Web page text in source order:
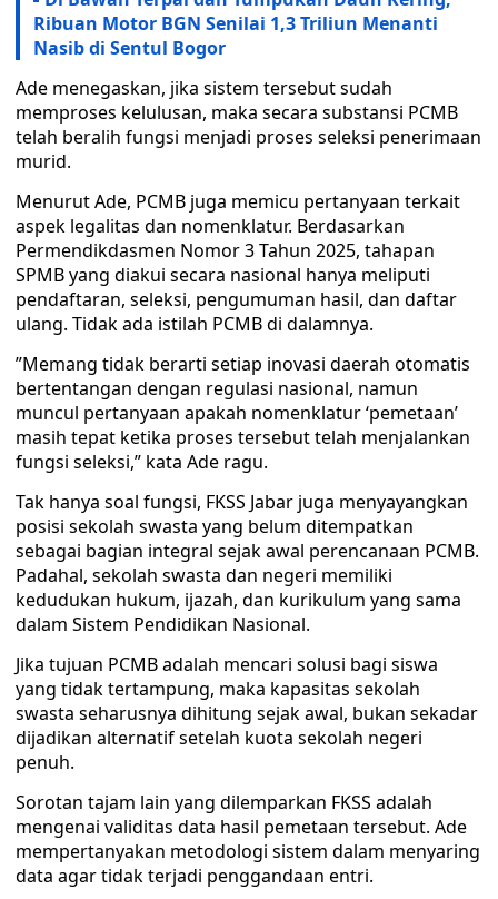
Ribuan Motor BGN Senilai 1,3 Triliun Menanti
Nasib di Sentul Bogor
​Ade menegaskan, jika sistem tersebut sudah
memproses kelulusan, maka secara substansi PCMB
telah beralih fungsi menjadi proses seleksi penerimaan
murid.
​Menurut Ade, PCMB juga memicu pertanyaan terkait
aspek legalitas dan nomenklatur. Berdasarkan
Permendikdasmen Nomor 3 Tahun 2025, tahapan
SPMB yang diakui secara nasional hanya meliputi
pendaftaran, seleksi, pengumuman hasil, dan daftar
ulang. Tidak ada istilah PCMB di dalamnya.
​”Memang tidak berarti setiap inovasi daerah otomatis
bertentangan dengan regulasi nasional, namun
muncul pertanyaan apakah nomenklatur ‘pemetaan’
masih tepat ketika proses tersebut telah menjalankan
fungsi seleksi,” kata Ade ragu.
​Tak hanya soal fungsi, FKSS Jabar juga menyayangkan
posisi sekolah swasta yang belum ditempatkan
sebagai bagian integral sejak awal perencanaan PCMB.
Padahal, sekolah swasta dan negeri memiliki
kedudukan hukum, ijazah, dan kurikulum yang sama
dalam Sistem Pendidikan Nasional.
​Jika tujuan PCMB adalah mencari solusi bagi siswa
yang tidak tertampung, maka kapasitas sekolah
swasta seharusnya dihitung sejak awal, bukan sekadar
dijadikan alternatif setelah kuota sekolah negeri
penuh.
​Sorotan tajam lain yang dilemparkan FKSS adalah
mengenai validitas data hasil pemetaan tersebut. Ade
mempertanyakan metodologi sistem dalam menyaring
data agar tidak terjadi penggandaan entri.